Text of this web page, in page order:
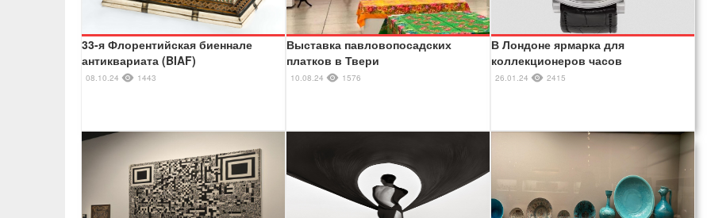
33-я Флорентийская биеннале
антиквариата (BIAF)
08.10.24 1443
Выставка павловопосадских
платков в Твери
10.08.24 1576
В Лондоне ярмарка для
коллекционеров часов
26.01.24 2415